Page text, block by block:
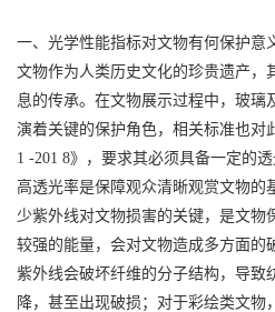
一、光学性能指标对文物有何保护意
文物作为人类历史文化的珍贵遗产，
息的传承。在文物展示过程中，玻璃
演着关键的保护角色，相关标准也对
1 -201 8》，要求其必须具备一定的
高透光率是保障观众清晰观赏文物的
少紫外线对文物损害的关键，是文物
较强的能量，会对文物造成多方面的
紫外线会破坏纤维的分子结构，导致
降，甚至出现破损；对于彩绘类文物